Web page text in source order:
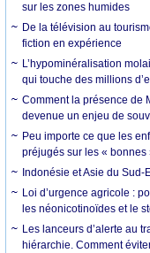
sur les zones humides
De la télévision au
fiction en expérience
L’hypominéralisation
qui touche des millions
Comment la présence de
devenue un enjeu de
Peu importe ce que les
préjugés sur les «
Indonésie et Asie du
Loi d’urgence agricole :
les néonicotinoïdes et le
Les lanceurs d’alerte au
hiérarchie. Comment